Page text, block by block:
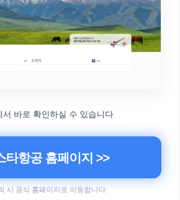
서 바로 확인하실 수 있습니다
타항공 홈페이지 >>
시 공식 홈페이지로 이동합니다